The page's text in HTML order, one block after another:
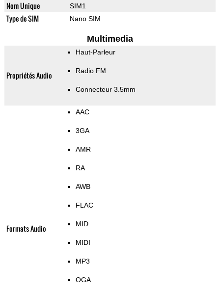
Nom Unique SIM1
Type de SIM Nano SIM
Multimedia
Propriétés Audio
Haut-Parleur
Radio FM
Connecteur 3.5mm
Formats Audio
AAC
3GA
AMR
RA
AWB
FLAC
MID
MIDI
MP3
OGA